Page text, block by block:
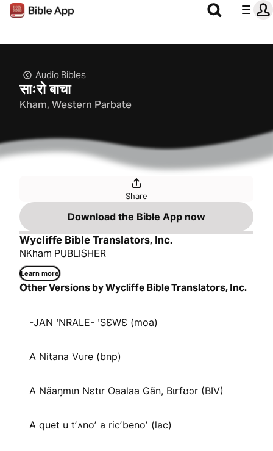
Audio Bibles
साःरो बाचा
Kham, Western Parbate
Share
Download the Bible App now
Wycliffe Bible Translators, Inc.
NKham PUBLISHER
Learn more
Other Versions by Wycliffe Bible Translators, Inc.
-JAN ꞌNRALE- ꞌSƐWƐ (moa)
A Nitana Vure (bnp)
A Nãaŋmɩn Nɛtɩr Oaalaa Gãn, Bɩrfʊɔr (BIV)
A quet u tʼʌnoʼ a ricʼbenoʼ (lac)